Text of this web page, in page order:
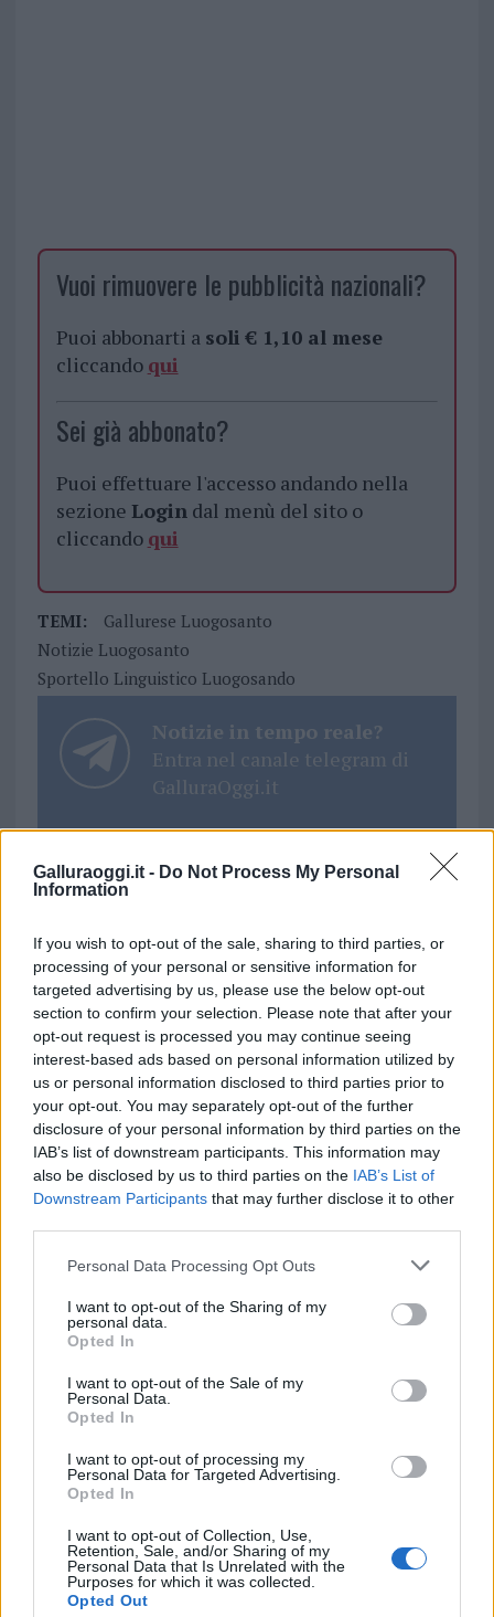
Galluraoggi.it - Do Not Process My Personal
Information
If you wish to opt-out of the sale, sharing to third parties, or
processing of your personal or sensitive information for
targeted advertising by us, please use the below opt-out
section to confirm your selection. Please note that after your
opt-out request is processed you may continue seeing
interest-based ads based on personal information utilized by
us or personal information disclosed to third parties prior to
your opt-out. You may separately opt-out of the further
disclosure of your personal information by third parties on the
IAB’s list of downstream participants. This information may
also be disclosed by us to third parties on the IAB’s List of
Downstream Participants that may further disclose it to other
Please note that this website/app uses one or more Google
not limited to your visit or usage behaviour. You may click to
grant or deny consent to Google and its third-party tags to
use your data for below specified purposes in below Google
consent section.
Personal Data Processing Opt Outs
I want to opt-out of the Sharing of my
personal data.
Opted In
I want to opt-out of the Sale of my
Personal Data.
Opted In
I want to opt-out of processing my
Personal Data for Targeted Advertising.
Opted In
I want to opt-out of Collection, Use,
Retention, Sale, and/or Sharing of my
Personal Data that Is Unrelated with the
Purposes for which it was collected.
Opted Out
Vuoi rimuovere le pubblicità nazionali?
Puoi abbonarti a soli € 1,10 al mese
cliccando qui
Sei già abbonato?
Puoi effettuare l'accesso andando nella
sezione Logindal menù del sito o
cliccando qui
TEMI:
Gallurese Luogosanto
Notizie Luogosanto
Sportello Linguistico Luogosando
Notizie in tempo reale?
Entra nel canale telegram di
GalluraOggi.it
Su WhatsApp al numero +39
345 356 7512
Ricevi le nostre ultime news
daGoogle News
F
a
ce
b
o
k
T
w
it
te
Pi
n
te
re
st
W
at
p
S
a
Articolo precedente
Prossimo articolo
NOTIZIE RECENTI
Controlli rafforzati in Costa Smeralda, 20
arresti e 135 denunce